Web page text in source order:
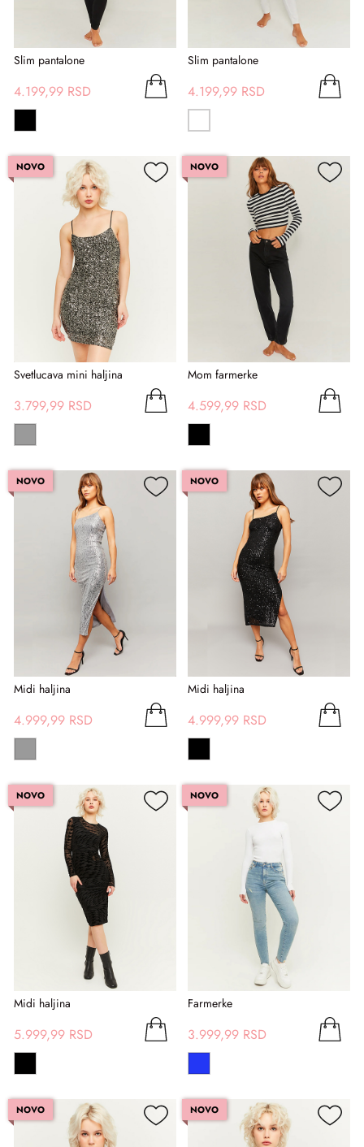
Slim pantalone
4.199,99 RSD
Slim pantalone
4.199,99 RSD
NOVO
Svetlucava mini haljina
3.799,99 RSD
NOVO
Mom farmerke
4.599,99 RSD
NOVO
Midi haljina
4.999,99 RSD
NOVO
Midi haljina
4.999,99 RSD
NOVO
Midi haljina
5.999,99 RSD
NOVO
Farmerke
3.999,99 RSD
NOVO NOVO